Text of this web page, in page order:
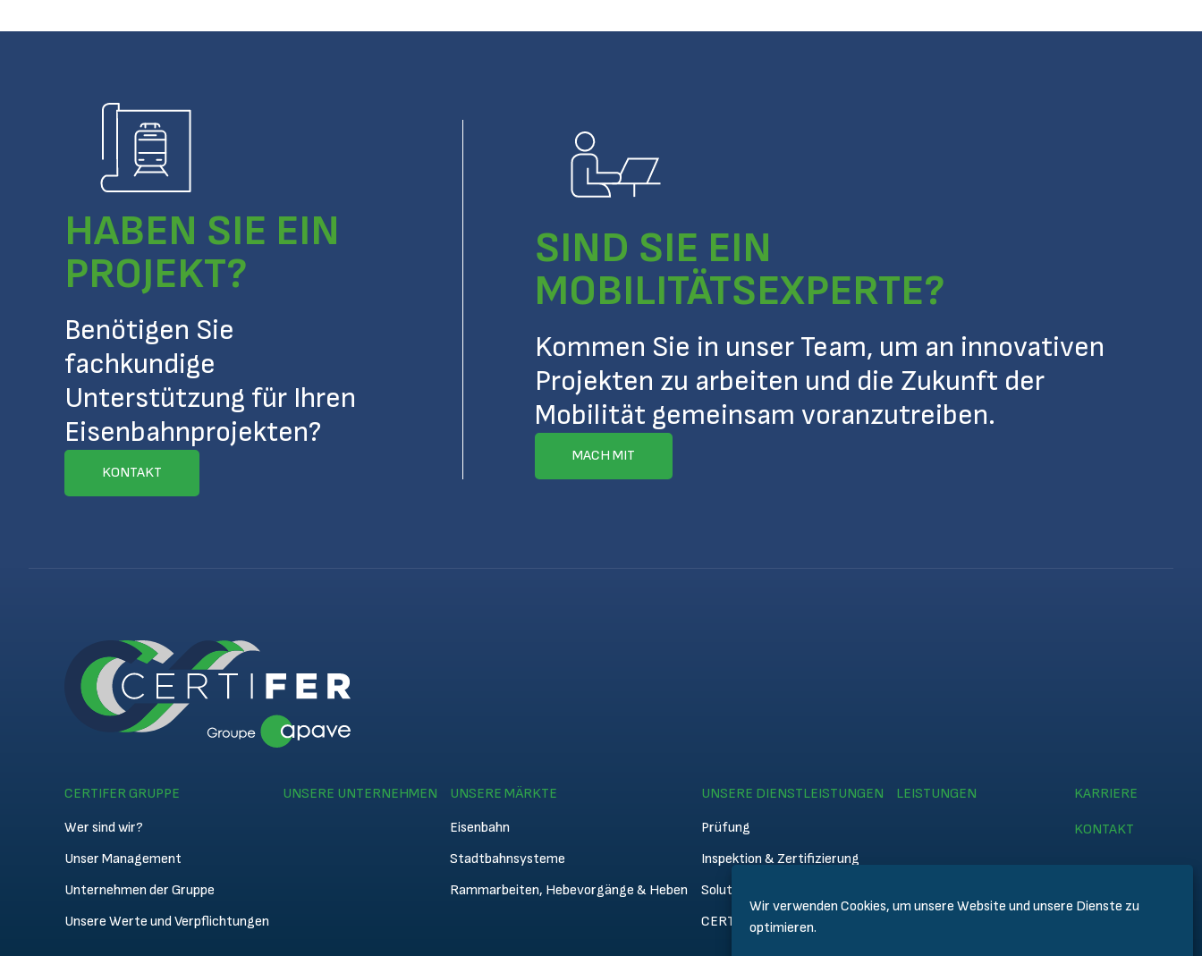
Wir verwenden Cookies, um unsere Website und unsere Dienste zu
optimieren.
HABEN SIE EIN
PROJEKT?
Benötigen Sie
fachkundige
Unterstützung für Ihren
Eisenbahnprojekten?
KONTAKT
SIND SIE EIN
MOBILITÄTSEXPERTE?
Kommen Sie in unser Team, um an innovativen
Projekten zu arbeiten und die Zukunft der
Mobilität gemeinsam voranzutreiben.
MACH MIT
CERTIFER GRUPPE
Wer sind wir?
Unser Management
Unternehmen der Gruppe
Unsere Werte und Verpflichtungen
UNSERE UNTERNEHMEN
UNSERE MÄRKTE
Eisenbahn
Stadtbahnsysteme
Rammarbeiten, Hebevorgänge & Heben
UNSERE DIENSTLEISTUNGEN
Prüfung
Inspektion & Zertifizierung
Solutions
CERTIFER Academy
LEISTUNGEN KARRIERE
KONTAKT